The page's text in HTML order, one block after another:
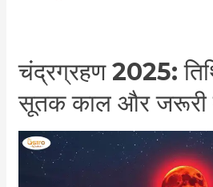
चंद्रग्रहण 2025:
सूतक काल और जरूरी
चंद्रग्रहण
2025:
तिथि,
सूतक